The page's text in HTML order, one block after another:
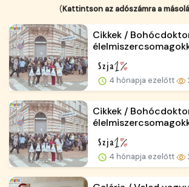
(Kattintson az adószámra a
Cikkek /
4 hónapja ezelőtt
Cikkek /
4 hónapja ezelőtt